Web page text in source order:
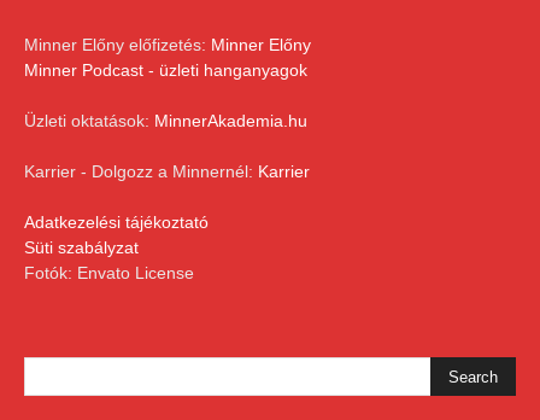
Minner Előny előfizetés: Minner Előny
Minner Podcast - üzleti hanganyagok
Üzleti oktatások: MinnerAkademia.hu
Karrier - Dolgozz a Minnernél: Karrier
Adatkezelési tájékoztató
Süti szabályzat
Fotók: Envato License